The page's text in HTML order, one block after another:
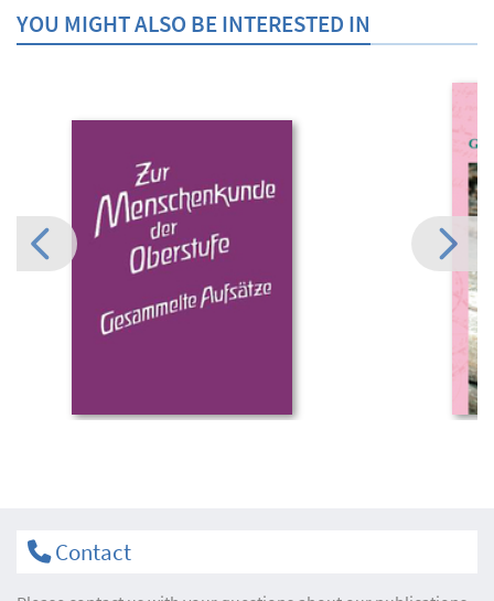
YOU MIGHT ALSO BE INTERESTED IN
Contact